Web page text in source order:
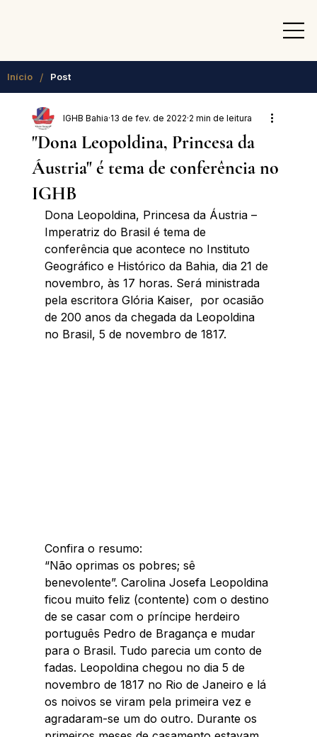
Início / Post
"Dona Leopoldina, Princesa da
Áustria" é tema de conferência no
IGHB
IGHB Bahia 13 de fev. de 2022 2 min de leitura
Dona Leopoldina, Princesa da Áustria –
Imperatriz do Brasil é tema de
conferência que acontece no Instituto
Geográfico e Histórico da Bahia, dia 21 de
novembro, às 17 horas. Será ministrada
pela escritora Glória Kaiser,  por ocasião
de 200 anos da chegada da Leopoldina
no Brasil, 5 de novembro de 1817.
Confira o resumo:
“Não oprimas os pobres; sê
benevolente”. Carolina Josefa Leopoldina
ficou muito feliz (contente) com o destino
de se casar com o príncipe herdeiro
português Pedro de Bragança e mudar
para o Brasil. Tudo parecia um conto de
fadas. Leopoldina chegou no dia 5 de
novembro de 1817 no Rio de Janeiro e lá
os noivos se viram pela primeira vez e
agradaram-se um do outro. Durante os